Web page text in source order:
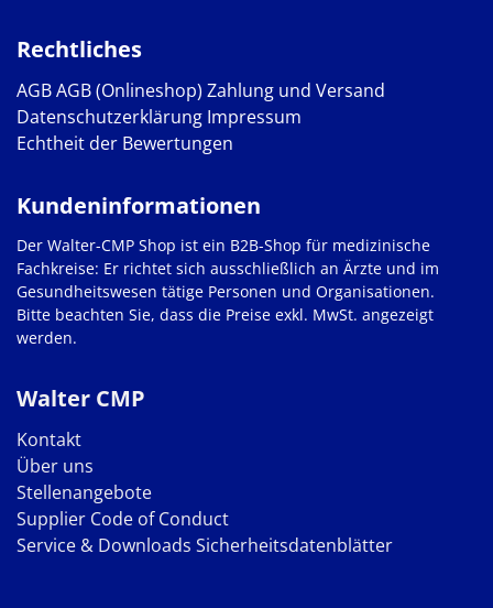
Rechtliches
AGBAGB (Onlineshop) Zahlung und Versand
Datenschutzerklärung Impressum
Echtheit der Bewertungen
Walter CMP
Kontakt
Über uns
Stellenangebote
Supplier Code of Conduct
Service & Downloads Sicherheitsdatenblätter
Kundeninformationen
Der Walter-CMP Shop ist ein B2B-Shop für medizinische
Fachkreise: Er richtet sich ausschließlich an Ärzte und im
Gesundheitswesen tätige Personen und Organisationen.
Bitte beachten Sie, dass die Preise exkl. MwSt. angezeigt
werden.